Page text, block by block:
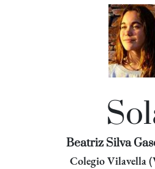
Beatriz Silva
Colegio Vilavella